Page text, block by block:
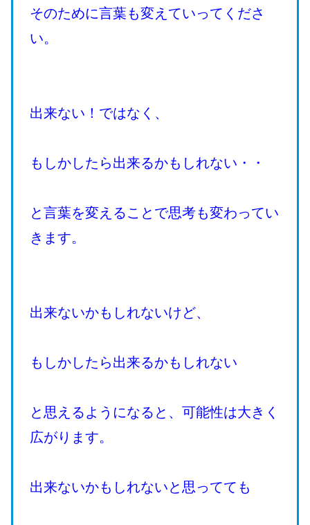
そのために言葉も変えていってくださ
い。
出来ない！ではなく、
もしかしたら出来るかもしれない・・
と言葉を変えることで思考も変わってい
きます。
出来ないかもしれないけど、
もしかしたら出来るかもしれない
と思えるようになると、可能性は大きく
広がります。
出来ないかもしれないと思ってても